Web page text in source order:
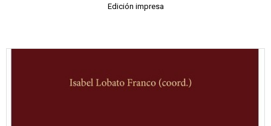
Edición impresa